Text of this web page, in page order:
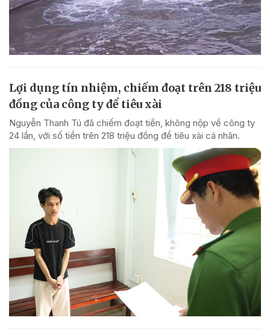
Lợi dụng tín nhiệm, chiếm đoạt trên 218 triệu
đồng của công ty để tiêu xài
Nguyễn Thanh Tú đã chiếm đoạt tiền, không nộp về công ty
24 lần, với số tiền trên 218 triệu đồng để tiêu xài cá nhân.